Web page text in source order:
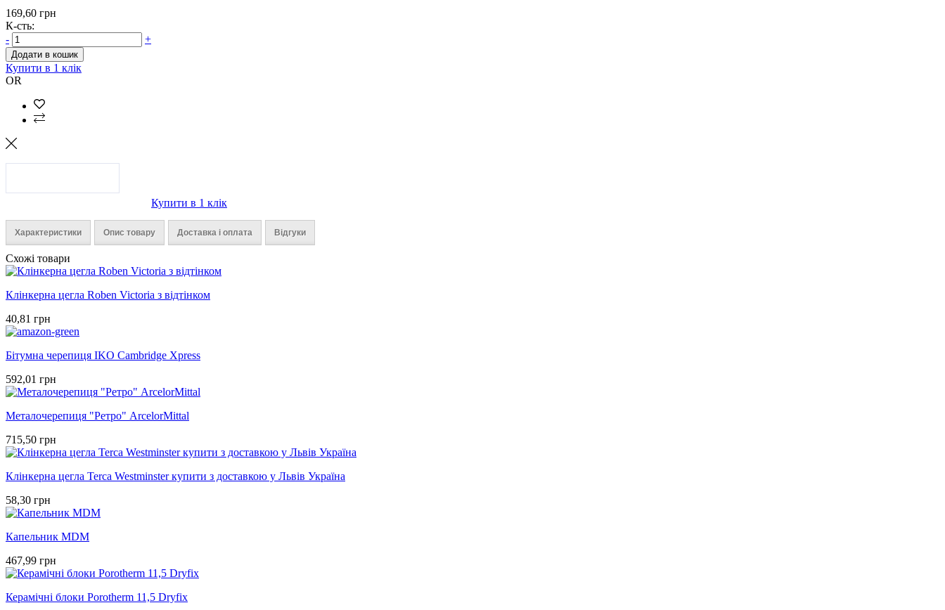
169,60 грн
К-сть:
-
+
Додати в кошик
Купити в 1 клік
OR
Купити в 1 клік
Характеристики Опис товару Доставка і оплата Відгуки
Схожі товари
Клінкерна цегла Roben Victoria з відтінком
40,81 грн
Бітумна черепиця IKO Cambridge Xpress
592,01 грн
Металочерепиця "Ретро" ArcelorMittal
715,50 грн
Клінкерна цегла Terca Westminster купити з доставкою у Львів Україна
58,30 грн
Капельник MDM
467,99 грн
Керамічні блоки Porotherm 11,5 Dryfix